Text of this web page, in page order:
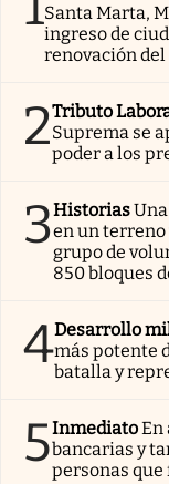
Santa Marta,
ingreso de
renovación
2Tributo
Suprema se
poder a los
3Historias
en un terreno
grupo de
850 bloques
4Desarrollo
más potente
batalla y
5InmediatoEn
bancarias y
personas